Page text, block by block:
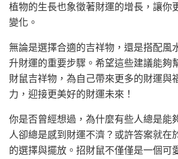
植物的生長也象徵著財運的增長，讓你
變化。
無論是選擇合適的吉祥物，還是搭配風
升財運的重要步驟。希望這些建議能夠
財鼠吉祥物，為自己帶來更多的財運與
力，迎接更美好的財運未來！
你是否曾經想過，為什麼有些人總是能
人卻總是感到財運不濟？或許答案就在
的選擇與擺放。招財鼠不僅僅是一個可